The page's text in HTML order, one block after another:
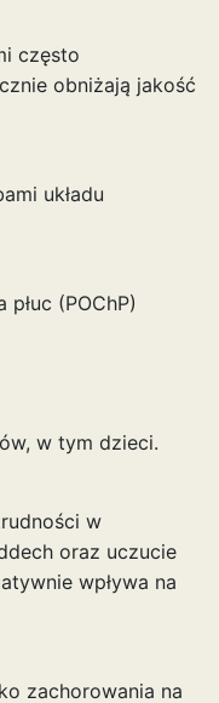
często
obniżają jakość
układu
(POChP)
w tym dzieci.
w
oraz uczucie
wpływa na
zachorowania na